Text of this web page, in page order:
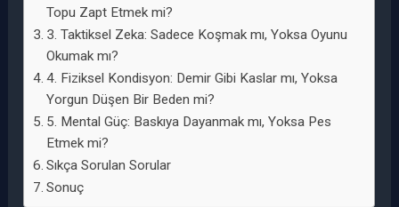
Topu Zapt Etmek mi?
3. Taktiksel Zeka: Sadece Koşmak mı, Yoksa Oyunu
Okumak mı?
4. Fiziksel Kondisyon: Demir Gibi Kaslar mı, Yoksa
Yorgun Düşen Bir Beden mi?
5. Mental Güç: Baskıya Dayanmak mı, Yoksa Pes
Etmek mi?
Sıkça Sorulan Sorular
Sonuç